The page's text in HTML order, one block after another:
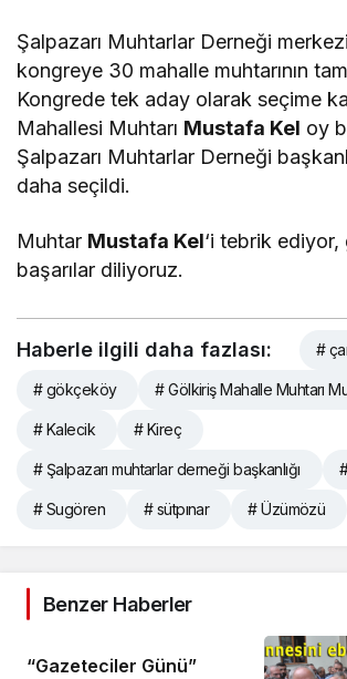
Şalpazarı Muhtarlar Derneği
kongreye 30 mahalle muhtarının
Kongrede tek aday olarak seçime
Mahallesi Muhtarı Mustafa Kel oy
Şalpazarı Muhtarlar Derneği
daha seçildi.
Muhtar Mustafa Kel‘i tebrik
başarılar diliyoruz.
Haberle ilgili daha fazlası: #
# gökçeköy # Gölkiriş Mahalle Muhtarı
# Kalecik # Kireç
# Şalpazarı muhtarlar derneği başkanlığı
# Sugören # sütpınar # Üzümözü
Benzer Haberler
“Gazeteciler Günü”